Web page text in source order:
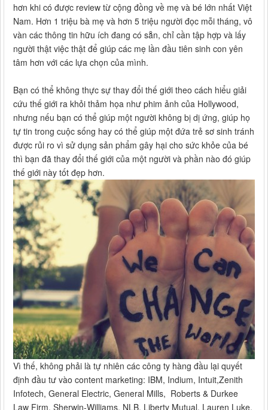
hơn khi có được review từ cộng đồng về mẹ và bé lớn nhất Việt
Nam. Hơn 1 triệu bà mẹ và hơn 5 triệu người đọc mỗi tháng, vô
vàn các thông tin hữu ích đang có sẵn, chỉ cần tập hợp và lấy
người thật việc thật để giúp các mẹ lần đầu tiên sinh con yên
tâm hơn với các lựa chọn của mình.
Bạn có thể không thực sự thay đổi thế giới theo cách hiểu giải
cứu thế giới ra khỏi thảm họa như phim ảnh của Hollywood,
nhưng nếu bạn có thể giúp một người không bị dị ứng, giúp họ
tự tin trong cuộc sống hay có thể giúp một đứa trẻ sơ sinh tránh
được rủi ro vì sử dụng sản phẩm gây hại cho sức khỏe của bé
thì bạn đã thay đổi thế giới của một người và phần nào đó giúp
thế giới này tốt đẹp hơn.
Vì thế, không phải là tự nhiên các công ty hàng đầu lại quyết
định đầu tư vào content marketing: IBM, Indium, Intuit,Zenith
Infotech, General Electric, General Mills, Roberts & Durkee
Law Firm, Sherwin-Williams, NLB, Liberty Mutual, Lauren Luke,